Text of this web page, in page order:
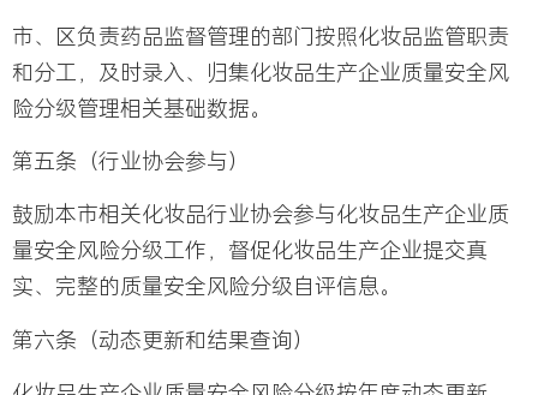
市、区负责药品监督管理的部门按照化妆品监管职责
和分工，及时录入、归集化妆品生产企业质量安全风
险分级管理相关基础数据。
第五条（行业协会参与）
鼓励本市相关化妆品行业协会参与化妆品生产企业质
量安全风险分级工作，督促化妆品生产企业提交真
实、完整的质量安全风险分级自评信息。
第六条（动态更新和结果查询）